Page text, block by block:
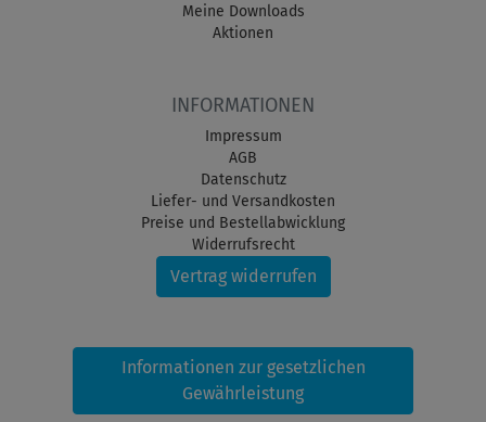
Meine Downloads
Aktionen
INFORMATIONEN
Impressum
AGB
Datenschutz
Liefer- und Versandkosten
Preise und Bestellabwicklung
Widerrufsrecht
Vertrag widerrufen
Informationen zur gesetzlichen
Gewährleistung